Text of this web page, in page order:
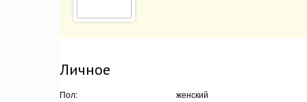
Личное
Пол:
женский